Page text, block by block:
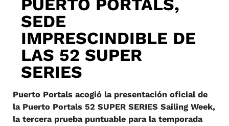
PUERTO PORTALS,
SEDE
IMPRESCINDIBLE DE
LAS 52 SUPER
SERIES
Puerto Portals acogió la presentación oficial de
la Puerto Portals 52 SUPER SERIES Sailing Week,
la tercera prueba puntuable para la temporada